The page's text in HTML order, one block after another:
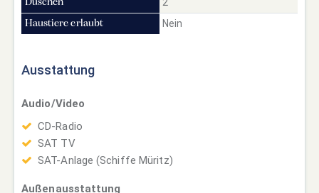
Duschen
Haustiere erlaubt Nein
Ausstattung
Audio/Video
CD-Radio
SAT TV
SAT-Anlage (Schiffe Müritz)
Außenausstattung